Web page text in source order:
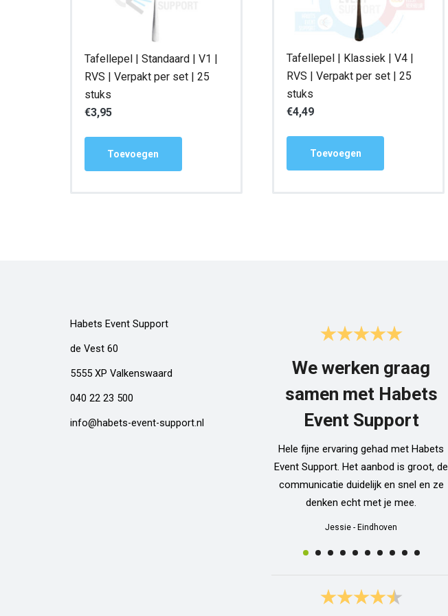
Tafellepel | Standaard | V1 |
RVS | Verpakt per set | 25
stuks
€3,95
Toevoegen
Tafellepel | Klassiek | V4 |
RVS | Verpakt per set | 25
stuks
€4,49
Toevoegen
Habets Event Support
de Vest 60
5555 XP Valkenswaard
040 22 23 500
info@habets-event-support.nl
We werken graag
samen met Habets
Event Support
Hele fijne ervaring gehad met Habets
Event Support. Het aanbod is groot, de
communicatie duidelijk en snel en ze
denken echt met je mee.
Jessie - Eindhoven